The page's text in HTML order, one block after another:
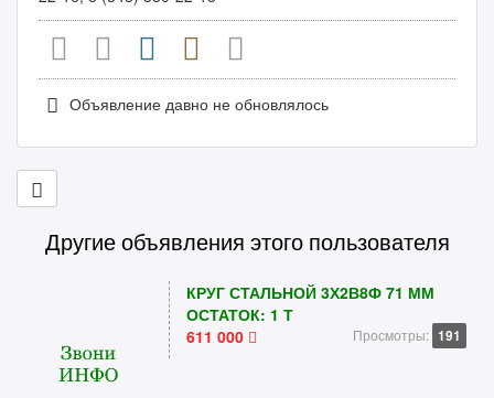
Объявление давно не обновлялось
Другие объявления этого пользователя
КРУГ СТАЛЬНОЙ 3Х2В8Ф 71 ММ
ОСТАТОК: 1 Т
611 000
Просмотры: 191